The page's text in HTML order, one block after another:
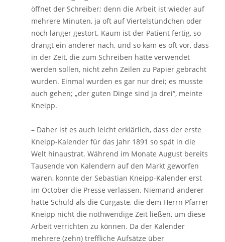
öffnet der Schreiber; denn die Arbeit ist wieder auf
mehrere Minuten, ja oft auf Viertelstündchen oder
noch länger gestört. Kaum ist der Patient fertig, so
drängt ein anderer nach, und so kam es oft vor, dass
in der Zeit, die zum Schreiben hätte verwendet
werden sollen, nicht zehn Zeilen zu Papier gebracht
wurden. Einmal wurden es gar nur drei; es musste
auch gehen; „der guten Dinge sind ja drei“, meinte
Kneipp.
– Daher ist es auch leicht erklärlich, dass der erste
Kneipp-Kalender für das Jahr 1891 so spät in die
Welt hinaustrat. Während im Monate August bereits
Tausende von Kalendern auf den Markt geworfen
waren, konnte der Sebastian Kneipp-Kalender erst
im October die Presse verlassen. Niemand anderer
hatte Schuld als die Curgäste, die dem Herrn Pfarrer
Kneipp nicht die nothwendige Zeit ließen, um diese
Arbeit verrichten zu können. Da der Kalender
mehrere (zehn) treffliche Aufsätze über